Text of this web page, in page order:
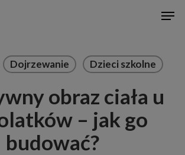
Dojrzewanie Dzieci szkolne
obraz ciała u
– jak go
budować?
Menu